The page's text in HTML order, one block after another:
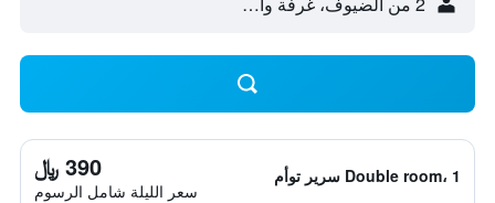
Double room، 1 سرير توأم 390 ﷼
سعر الليلة شامل الرسوم